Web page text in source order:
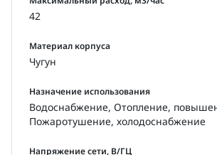
42
Материал корпуса
Чугун
Назначение использования
Водоснабжение, Отопление,
Пожаротушение, холодоснабжение
Напряжение сети, В/ГЦ